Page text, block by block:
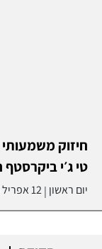
חיזוק
טי ג׳י
יום ראשון |12 אפריל 2026